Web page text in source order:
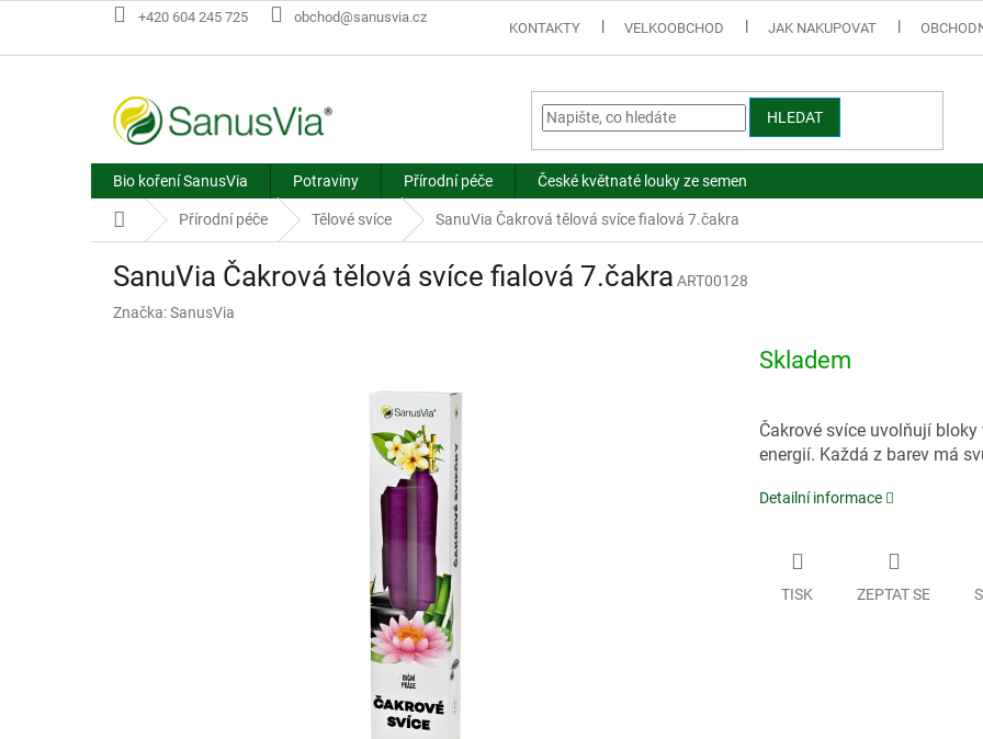
+420 604 245 725 obchod@sanusvia.cz
KONTAKTY VELKOOBCHOD JAK NAKUPOVAT
HLEDAT
Bio koření SanusVia Potraviny Přírodní péče České květnaté louky ze semen
Domů Přírodní péče Tělové svíce SanuVia Čakrová tělová svíce fialová 7.čakra
SanuVia Čakrová tělová svíce fialová 7.čakra ART00128
Značka:SanusVia
Skladem
Čakrové svíce uvolňují
energií. Každá z barev má
Detailní informace
TISK ZEPTAT SE